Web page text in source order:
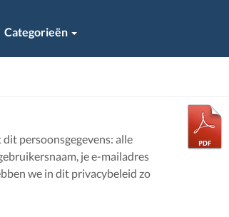
Categorieën
persoonsgegevens: alle
je e-mailadres
we in dit privacybeleid zo